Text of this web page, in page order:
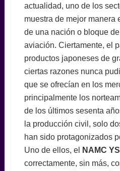
actualidad, uno de los
muestra de mejor manera
de una nación o bloque
aviación. Ciertamente, el
productos japoneses de
ciertas razones nunca
que se ofrecían en los
principalmente los
de los últimos sesenta
la producción civil, solo
han sido protagonizados
Uno de ellos, el
NAMC
correctamente, sin más,